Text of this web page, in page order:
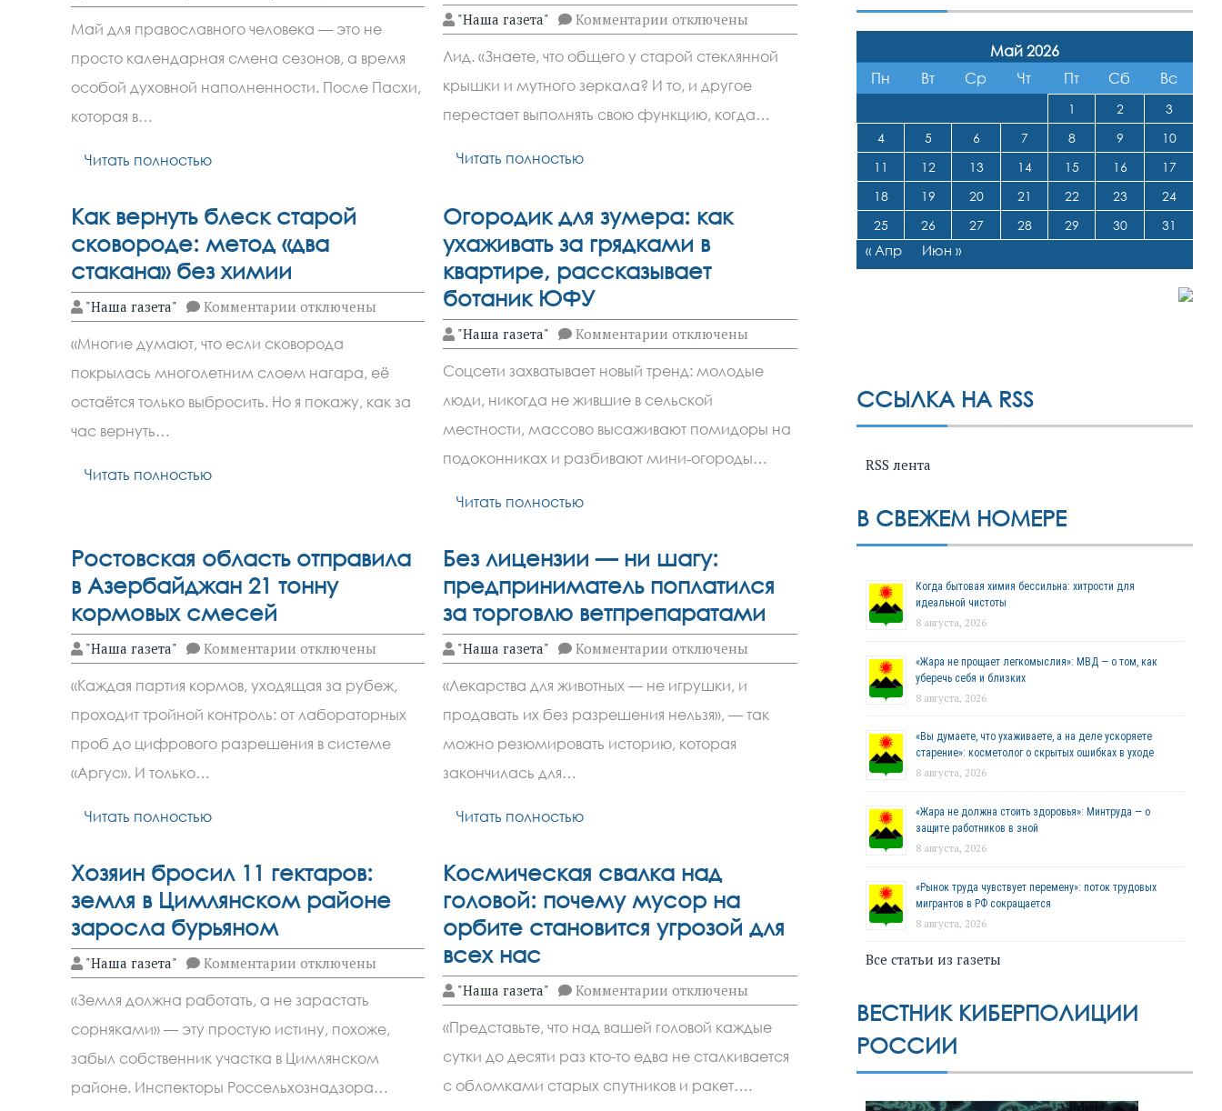
записи
май:
два
великих
праздника
и
Май для православного человека — это не
просто календарная смена сезонов, а время
особой духовной наполненности. После Пасхи,
которая в…
Читать полностью
"Наша газета" Комментарии к
записи
Лимонный
сок
против
нагара:
как
вернуть
отключены
Лид. «Знаете, что общего у старой стеклянной
крышки и мутного зеркала? И то, и другое
перестает выполнять свою функцию, когда…
Читать полностью
Как вернуть блеск старой
сковороде: метод «два
стакана» без химии
"Наша газета" Комментариик
записи
вернуть
блеск
старой
сковороде:
метод
отключены
«Многие думают, что если сковорода
покрылась многолетним слоем нагара, её
остаётся только выбросить. Но я покажу, как за
час вернуть…
Читать полностью
Огородик для зумера: как
ухаживать за грядками в
квартире, рассказывает
ботаник ЮФУ
"Наша газета" Комментарии к
записи
для
зумера:
как
ухаживать
за
грядками
отключены
Соцсети захватывает новый тренд: молодые
люди, никогда не жившие в сельской
местности, массово высаживают помидоры на
подоконниках и разбивают мини‑огороды…
Читать полностью
Ростовская область отправила
в Азербайджан 21 тонну
кормовых смесей
"Наша газета" Комментариик
записи
Ростовская
область
отправила
в
Азербайджан
21
отключены
«Каждая партия кормов, уходящая за рубеж,
проходит тройной контроль: от лабораторных
проб до цифрового разрешения в системе
«Аргус». И только…
Читать полностью
Без лицензии — ни шагу:
предприниматель поплатился
за торговлю ветпрепаратами
"Наша газета" Комментарии к
записи
лицензии
—
ни
шагу:
предприниматель
отключены
«Лекарства для животных — не игрушки, и
продавать их без разрешения нельзя», — так
можно резюмировать историю, которая
закончилась для…
Читать полностью
Хозяин бросил 11 гектаров:
земля в Цимлянском районе
заросла бурьяном
"Наша газета" Комментариик
записи
бросил
11
гектаров:
земля
в
Цимлянском
районе
отключены
«Земля должна работать, а не зарастать
сорняками» — эту простую истину, похоже,
забыл собственник участка в Цимлянском
районе. Инспекторы Россельхознадзора…
Космическая свалка над
головой: почему мусор на
орбите становится угрозой для
всех нас
"Наша газета" Комментарии к
записи
Космическая
свалка
над
головой:
почему
мусор
отключены
«Представьте, что над вашей головой каждые
сутки до десяти раз кто-то едва не сталкивается
с обломками старых спутников и ракет….
Май 2026
Пн
Вт Ср Чт Пт Сб Вс
1 2
3
4
5 6 7 8 9
10
11
12 13 14 15 16
17
18
19 20 21 22 23
24
25
26 27 28 29 30 31
« Апр Июн »
ССЫЛКА НА RSS
RSS лента
В СВЕЖЕМ НОМЕРЕ
Когда бытовая химия бессильна: хитрости для
идеальной чистоты
8 августа, 2026
«Жара не прощает легкомыслия»: МВД — о том, как
уберечь себя и близких
8 августа, 2026
«Вы думаете, что ухаживаете, а на деле ускоряете
старение»: косметолог о скрытых ошибках в уходе
8 августа, 2026
«Жара не должна стоить здоровья»: Минтруда — о
защите работников в зной
8 августа, 2026
«Рынок труда чувствует перемену»: поток трудовых
мигрантов в РФ сокращается
8 августа, 2026
Все статьи из газеты
ВЕСТНИК КИБЕРПОЛИЦИИ
РОССИИ